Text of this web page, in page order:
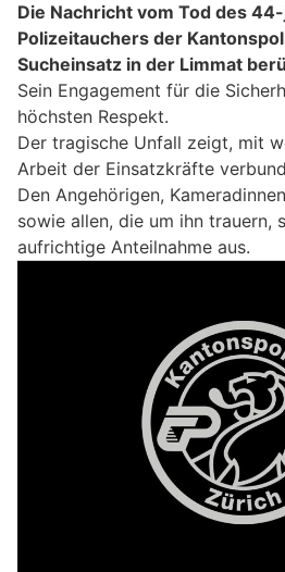
Die Nachricht vom Tod des
Polizeitauchers der
Sucheinsatz in der Limmat
Sein Engagement für die
höchsten Respekt.
Der tragische Unfall zeigt, mit
Arbeit der Einsatzkräfte
Den Angehörigen,
sowie allen, die um ihn trauern,
aufrichtige Anteilnahme aus.